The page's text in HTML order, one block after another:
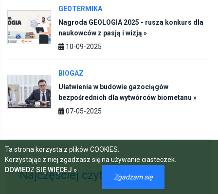
GEOTERMIKA
Nagroda GEOLOGIA 2025 - rusza konkurs dla
naukowców z pasją i wizją »
10-09-2025
BIOGAZ
Ułatwienia w budowie gazociągów
bezpośrednich dla wytwórców biometanu »
07-05-2025
Najczęściej czytane
Ta strona korzysta z plików COOKIES.
Korzystając z niej zgadzasz się na używanie ciasteczek.
DOWIEDZ SIĘ WIĘCEJ »
Zgadzam się